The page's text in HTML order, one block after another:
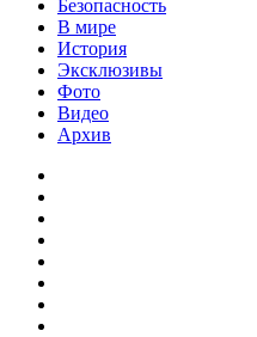
Безопасность
В мире
История
Эксклюзивы
Фото
Видео
Архив